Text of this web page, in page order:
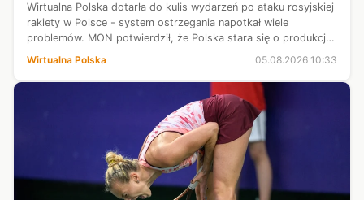
Wirtualna Polska dotarła do kulis wydarzeń po ataku rosyjskiej
rakiety w Polsce - system ostrzegania napotkał wiele
problemów. MON potwierdził, że Polska stara się o produkcję
rakiet Patriot. Rafał Trzaskowski przedstawił wyniki audytu w
Wirtualna Polska 05.08.2026 10:33